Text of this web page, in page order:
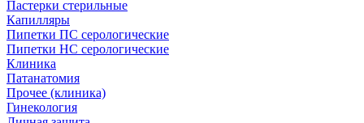
Пастерки стерильные
Капилляры
Пипетки ПС серологические
Пипетки НС серологические
Клиника
Патанатомия
Прочее (клиника)
Гинекология